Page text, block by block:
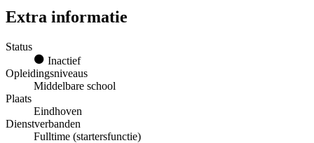
Extra informatie
Status
Inactief
Opleidingsniveaus
Middelbare school
Plaats
Eindhoven
Dienstverbanden
Fulltime (startersfunctie)